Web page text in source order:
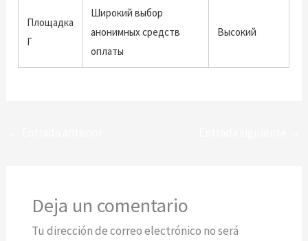
Площадка
Г
Широкий выбор
анонимных средств
оплаты
Высокий
Deja un comentario
Tu dirección de correo electrónico no será